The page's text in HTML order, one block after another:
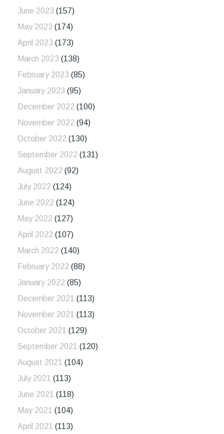
June 2023 (157)
May 2023 (174)
April 2023 (173)
March 2023 (138)
February 2023 (85)
January 2023 (95)
December 2022 (100)
November 2022 (94)
October 2022 (130)
September 2022 (131)
August 2022 (92)
July 2022 (124)
June 2022 (124)
May 2022 (127)
April 2022 (107)
March 2022 (140)
February 2022 (88)
January 2022 (85)
December 2021 (113)
November 2021 (113)
October 2021 (129)
September 2021 (120)
August 2021 (104)
July 2021 (113)
June 2021 (118)
May 2021 (104)
April 2021 (113)